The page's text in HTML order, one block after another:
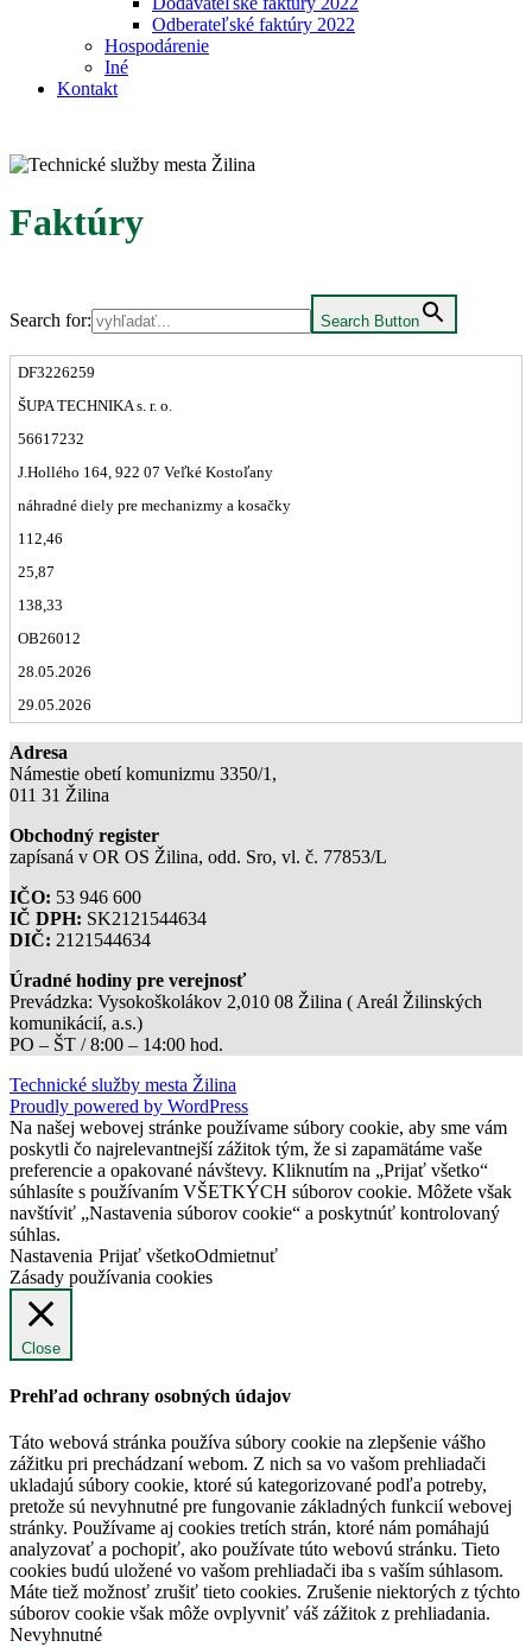
Odberateľské faktúry 2022
Hospodárenie
Iné
Kontakt
Faktúry
Search for: Search Button
DF3226259
ŠUPA TECHNIKA s. r. o.
56617232
J.Hollého 164, 922 07 Veľké Kostoľany
náhradné diely pre mechanizmy a kosačky
112,46
25,87
138,33
OB26012
28.05.2026
29.05.2026
Adresa
Námestie obetí komunizmu 3350/1,
011 31 Žilina
Obchodný register
zapísaná v OR OS Žilina, odd. Sro, vl. č. 77853/L
IČO: 53 946 600
IČ DPH: SK2121544634
DIČ: 2121544634
Úradné hodiny pre verejnosť
Prevádzka: Vysokoškolákov 2,010 08 Žilina ( Areál Žilinských
komunikácií, a.s.)
PO – ŠT / 8:00 – 14:00 hod.
Technické služby mesta Žilina
Proudly powered by WordPress
Na našej webovej stránke používame súbory cookie, aby sme vám
poskytli čo najrelevantnejší zážitok tým, že si zapamätáme vaše
preferencie a opakované návštevy. Kliknutím na „Prijať všetko“
súhlasíte s používaním VŠETKÝCH súborov cookie. Môžete však
navštíviť „Nastavenia súborov cookie“ a poskytnúť kontrolovaný
súhlas.
Nastavenia Prijať všetkoOdmietnuť
Zásady používania cookies
Close
Prehľad ochrany osobných údajov
Táto webová stránka používa súbory cookie na zlepšenie vášho
zážitku pri prechádzaní webom. Z nich sa vo vašom prehliadači
ukladajú súbory cookie, ktoré sú kategorizované podľa potreby,
pretože sú nevyhnutné pre fungovanie základných funkcií webovej
stránky. Používame aj cookies tretích strán, ktoré nám pomáhajú
analyzovať a pochopiť, ako používate túto webovú stránku. Tieto
cookies budú uložené vo vašom prehliadači iba s vaším súhlasom.
Máte tiež možnosť zrušiť tieto cookies. Zrušenie niektorých z týchto
súborov cookie však môže ovplyvniť váš zážitok z prehliadania.
Nevyhnutné